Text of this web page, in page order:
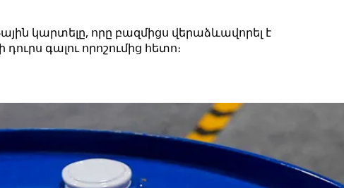
կարտելը, որը բազմիցս վերաձևավորել է
գալու որոշումից հետո։